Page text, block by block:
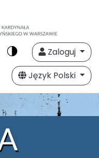
Zaloguj
Język Polski